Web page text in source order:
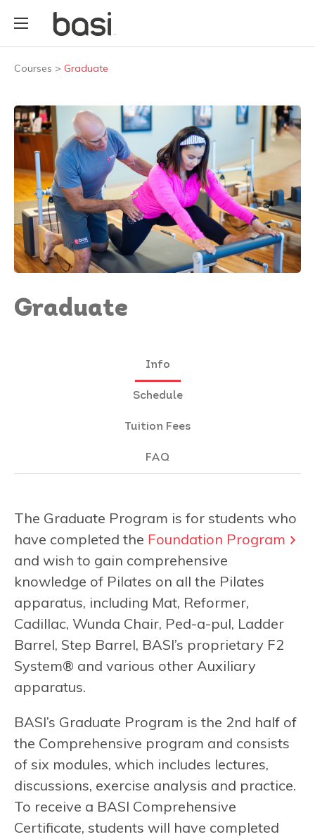
Courses > Graduate
Graduate
Info
Schedule
Tuition Fees
FAQ
The Graduate Program is for students who
have completed the Foundation Program
and wish to gain comprehensive
knowledge of Pilates on all the Pilates
apparatus, including Mat, Reformer,
Cadillac, Wunda Chair, Ped-a-pul, Ladder
Barrel, Step Barrel, BASI’s proprietary F2
System® and various other Auxiliary
apparatus.
BASI’s Graduate Program is the 2nd half of
the Comprehensive program and consists
of six modules, which includes lectures,
discussions, exercise analysis and practice.
To receive a BASI Comprehensive
Certificate, students will have completed